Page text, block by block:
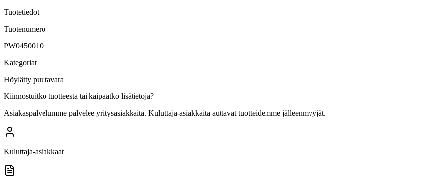
Tuotetiedot
Tuotenumero
PW0450010
Kategoriat
Höylätty puutavara
Kiinnostuitko tuotteesta tai kaipaatko lisätietoja?
Asiakaspalvelumme palvelee yritysasiakkaita. Kuluttaja-asiakkaita auttavat tuotteidemme jälleenmyyjät.
Kuluttaja-asiakkaat